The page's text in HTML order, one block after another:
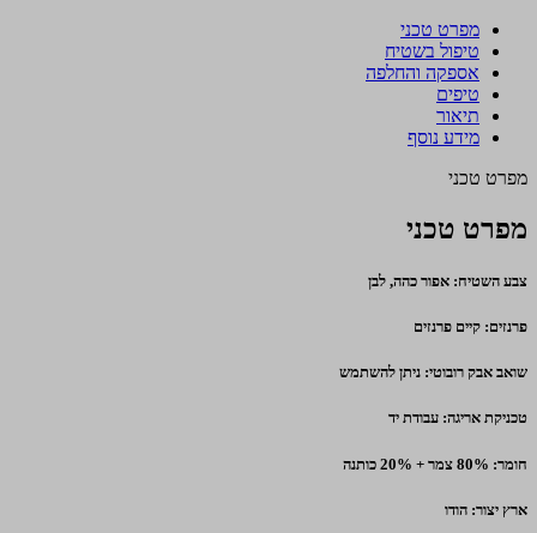
מפרט טכני
טיפול בשטיח
אספקה והחלפה
טיפים
תיאור
מידע נוסף
מפרט טכני
מפרט טכני
צבע השטיח: אפור כהה, לבן
פרנזים: קיים פרנזים
שואב אבק רובוטי: ניתן להשתמש
טכניקת אריגה: עבודת יד
חומר: 80% צמר + 20% כותנה
ארץ יצור: הודו